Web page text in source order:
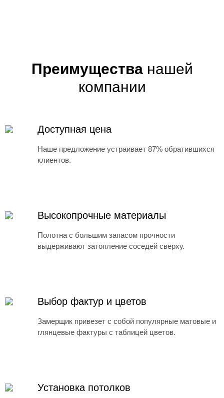
Преимуществанашей
компании
Доступная цена
Наше предложение устраивает 87% обратившихся
клиентов.
Высокопрочные материалы
Полотна с большим запасом прочности
выдерживают затопление соседей сверху.
Выбор фактур и цветов
Замерщик привезет с собой популярные матовые и
глянцевые фактуры с таблицей цветов.
Установка потолков